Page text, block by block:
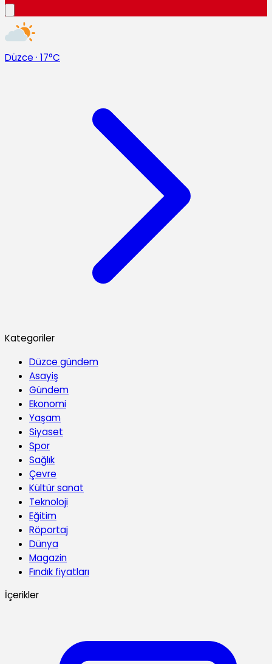
Düzce · 17°C
Kategoriler
Düzce gündem
Asayiş
Gündem
Ekonomi
Yaşam
Siyaset
Spor
Sağlık
Çevre
Kültür sanat
Teknoloji
Eğitim
Röportaj
Dünya
Magazin
Fındık fiyatları
İçerikler